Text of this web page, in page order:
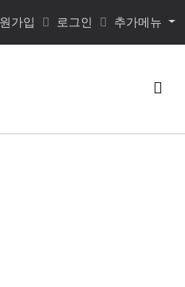
가입 로그인 추가메뉴
검